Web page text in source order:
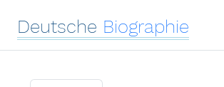
Deutsche Biographie